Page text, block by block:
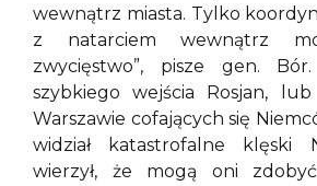
wewnątrz miasta. Tylko
z natarciem wewnątrz
zwycięstwo”, pisze gen.
szybkiego wejścia Rosjan,
Warszawie cofających się
widział katastrofalne klęski
wierzył, że mogą oni